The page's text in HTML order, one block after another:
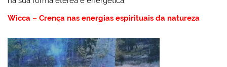
Wicca – Crença nas energias espirituais da natureza